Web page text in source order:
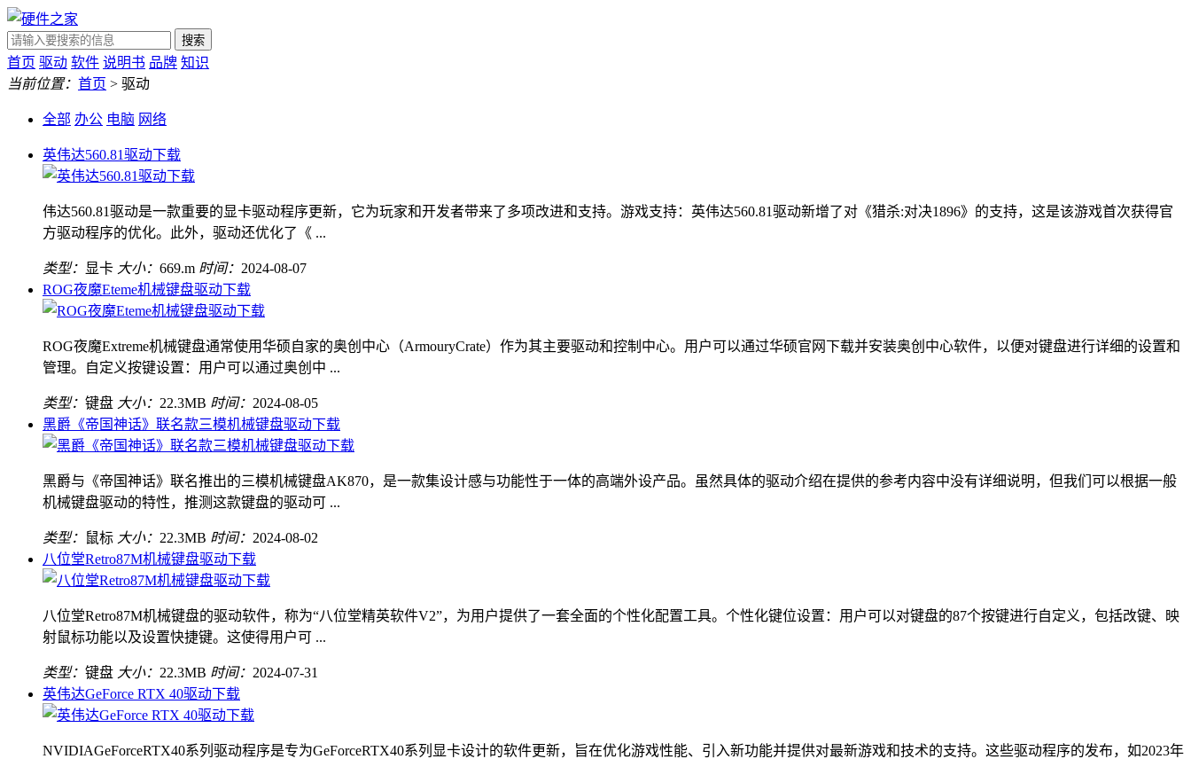
搜索
首页 驱动 软件 说明书 品牌 知识
当前位置： 首页 > 驱动
全部 办公 电脑 网络
英伟达560.81驱动下载
伟达560.81驱动是一款重要的显卡驱动程序更新，它为玩家和开发者带来了多项改进和支持。游戏支持：英伟达560.81驱动新增了对《猎杀:对决1896》的支持，这是该游戏首次获得官
方驱动程序的优化。此外，驱动还优化了《 ...
类型： 显卡 大小： 669.m 时间： 2024-08-07
ROG夜魔Eteme机械键盘驱动下载
ROG夜魔Extreme机械键盘通常使用华硕自家的奥创中心（ArmouryCrate）作为其主要驱动和控制中心。用户可以通过华硕官网下载并安装奥创中心软件，以便对键盘进行详细的设置和
管理。自定义按键设置：用户可以通过奥创中 ...
类型： 键盘 大小： 22.3MB 时间： 2024-08-05
黑爵《帝国神话》联名款三模机械键盘驱动下载
黑爵与《帝国神话》联名推出的三模机械键盘AK870，是一款集设计感与功能性于一体的高端外设产品。虽然具体的驱动介绍在提供的参考内容中没有详细说明，但我们可以根据一般
机械键盘驱动的特性，推测这款键盘的驱动可 ...
类型： 鼠标 大小： 22.3MB 时间： 2024-08-02
八位堂Retro87M机械键盘驱动下载
八位堂Retro87M机械键盘的驱动软件，称为“八位堂精英软件V2”，为用户提供了一套全面的个性化配置工具。个性化键位设置：用户可以对键盘的87个按键进行自定义，包括改键、映
射鼠标功能以及设置快捷键。这使得用户可 ...
类型： 键盘 大小： 22.3MB 时间： 2024-07-31
英伟达GeForce RTX 40驱动下载
NVIDIAGeForceRTX40系列驱动程序是专为GeForceRTX40系列显卡设计的软件更新，旨在优化游戏性能、引入新功能并提供对最新游戏和技术的支持。这些驱动程序的发布，如2023年